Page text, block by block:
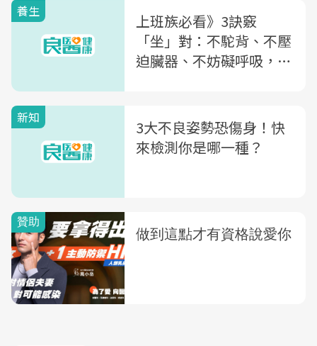
養生
上班族必看》3訣竅
「坐」對：不駝背、不壓
迫臟器、不妨礙呼吸，更
新知
3大不良姿勢恐傷身！快
來檢測你是哪一種？